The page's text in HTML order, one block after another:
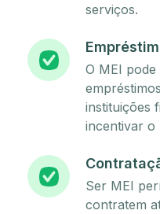
serviços.
O MEI
instituições
incentivar o
Ser MEI
contratem